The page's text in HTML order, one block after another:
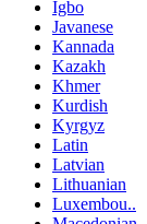
Igbo
Javanese
Kannada
Kazakh
Khmer
Kurdish
Kyrgyz
Latin
Latvian
Lithuanian
Luxembou..